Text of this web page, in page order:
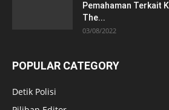
Pemahaman Terkait
The...
03/08/2022
POPULAR CATEGORY
Detik Polisi